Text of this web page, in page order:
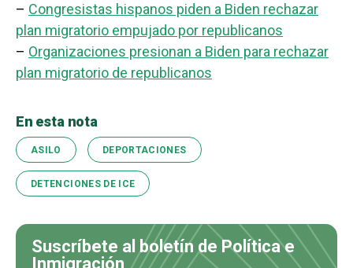
– Congresistas hispanos piden a Biden rechazar
plan migratorio empujado por republicanos
– Organizaciones presionan a Biden para rechazar
plan migratorio de republicanos
En esta nota
ASILO DEPORTACIONES
DETENCIONES DE ICE
Suscríbete al boletín de Política e
Inmigración